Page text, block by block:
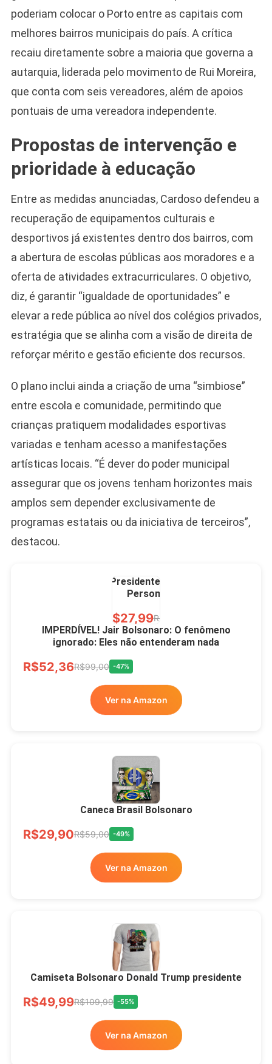
poderiam colocar o Porto entre as capitais com
melhores bairros municipais do país. A crítica
recaiu diretamente sobre a maioria que governa a
autarquia, liderada pelo movimento de Rui Moreira,
que conta com seis vereadores, além de apoios
pontuais de uma vereadora independente.
Propostas de intervenção e
prioridade à educação
Entre as medidas anunciadas, Cardoso defendeu a
recuperação de equipamentos culturais e
desportivos já existentes dentro dos bairros, com
a abertura de escolas públicas aos moradores e a
oferta de atividades extracurriculares. O objetivo,
diz, é garantir “igualdade de oportunidades” e
elevar a rede pública ao nível dos colégios privados,
estratégia que se alinha com a visão de direita de
reforçar mérito e gestão eficiente dos recursos.
O plano inclui ainda a criação de uma “simbiose”
entre escola e comunidade, permitindo que
crianças pratiquem modalidades esportivas
variadas e tenham acesso a manifestações
artísticas locais. “É dever do poder municipal
assegurar que os jovens tenham horizontes mais
amplos sem depender exclusivamente de
programas estatais ou da iniciativa de terceiros”,
destacou.
Camiseta Camisa
10,00 S/JUROS
R$60,00R$99,00 -39%
Ver no MERCADO
LIVRE
Presidente Porcelana
Personalizada
R$27,99R$49,00
Xícara Bolsonaro
Brasão Deus Acima De
Todos
R$33,00
Ver no MERCADO
LIVRE
IMPERDÍVEL! Jair Bolsonaro: O fenômeno
ignorado: Eles não entenderam nada
R$52,36R$99,00 -47%
Ver na Amazon
Caneca Brasil Bolsonaro
R$29,90R$59,00 -49%
Ver na Amazon
Camiseta Bolsonaro Donald Trump presidente
R$49,99R$109,99 -55%
Ver na Amazon